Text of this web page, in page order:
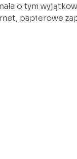
o tym
papierowe